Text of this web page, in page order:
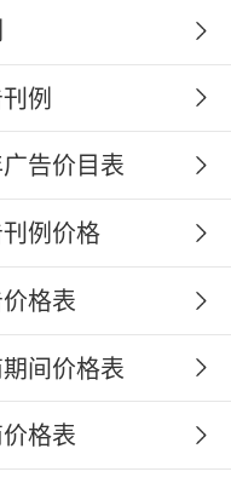
例
告价目表
例价格
格表
间价格表
格表